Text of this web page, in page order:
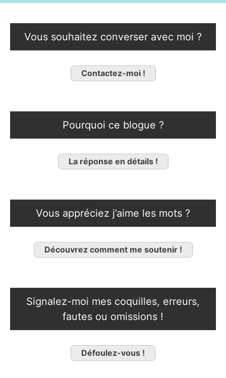
Vous souhaitez converser avec moi ?
Contactez-moi !
Pourquoi ce blogue ?
La réponse en détails !
Vous appréciez j’aime les mots ?
Découvrez comment me soutenir !
Signalez-moi mes coquilles, erreurs,
fautes ou omissions !
Défoulez-vous !